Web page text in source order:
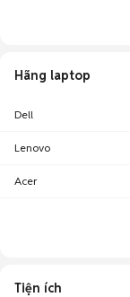
Hãng laptop
Dell
Lenovo
Acer
Tiện ích